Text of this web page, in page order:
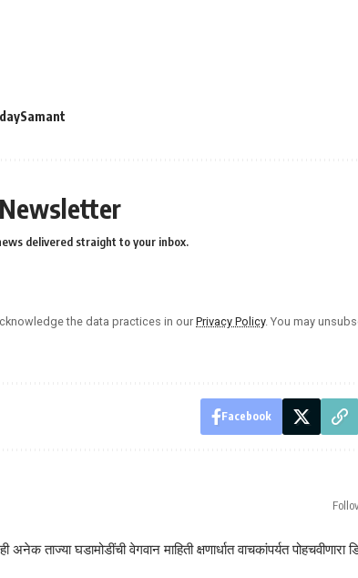
delivered straight to your inbox.
the data practices in our Privacy Policy. You may
Facebook
ताज्या घडामोडींची वेगवान माहिती क्षणार्धात वाचकांपर्यत पोहचवीणारा